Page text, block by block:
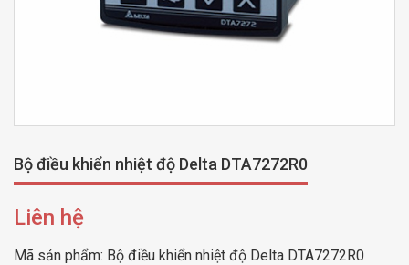
Bộ điều khiển nhiệt độ Delta DTA7272R0
Liên hệ
Mã sản phẩm: Bộ điều khiển nhiệt độ Delta DTA7272R0